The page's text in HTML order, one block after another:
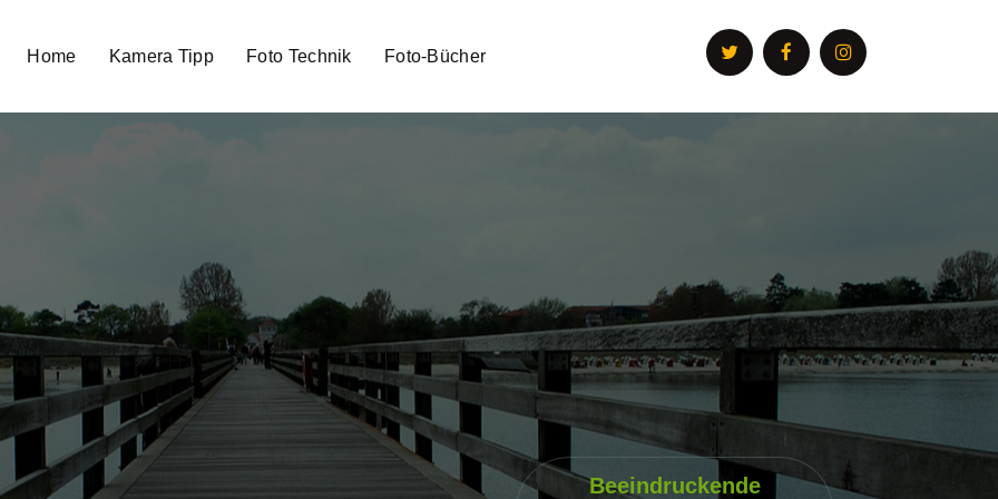
Home Kamera Tipp Foto Technik Foto-Bücher
Beeindruckende